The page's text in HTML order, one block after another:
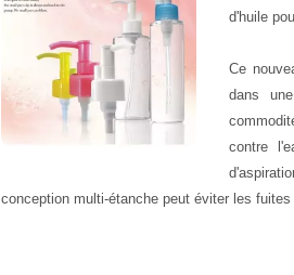
d'huile
Ce
dans
contre
conception multi-étanche peut éviter les